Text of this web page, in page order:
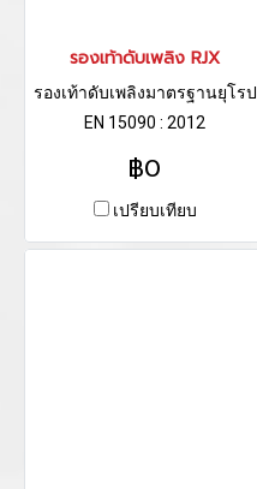
รองเท้าดับเพลิง RJX
รองเท้าดับเพลิงมาตรฐานยุโรป
EN 15090 : 2012
฿0
เปรียบเทียบ